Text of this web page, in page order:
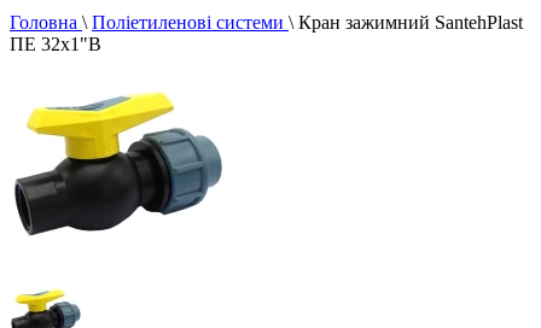
Головна \ Поліетиленові системи \ Кран зажимний SantehPlast
ПЕ 32х1"В